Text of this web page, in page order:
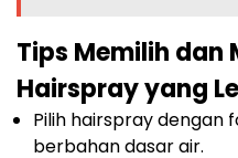
Tips Memilih dan
Hairspray yang
Pilih hairspray dengan
berbahan dasar air.